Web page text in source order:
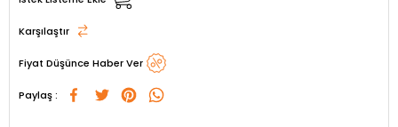
Karşılaştır
Fiyat Düşünce Haber Ver
Paylaş :